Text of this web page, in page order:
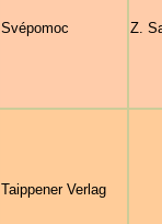
Svépomoc Z.
Taippener Verlag